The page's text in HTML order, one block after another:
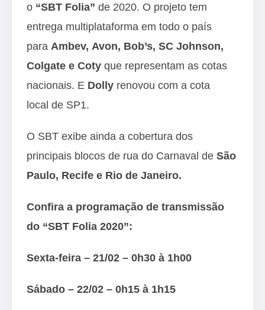
o “SBT Folia” de 2020. O projeto tem
entrega multiplataforma em todo o país
para Ambev, Avon, Bob’s, SC Johnson,
Colgate e Coty que representam as cotas
nacionais. E Dolly renovou com a cota
local de SP1.
O SBT exibe ainda a cobertura dos
principais blocos de rua do Carnaval de São
Paulo, Recife e Rio de Janeiro.
Confira a programação de transmissão
do “SBT Folia 2020”:
Sexta-feira – 21/02 – 0h30 à 1h00
Sábado – 22/02 – 0h15 à 1h15